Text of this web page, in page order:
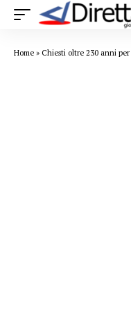
Home » Chiesti oltre 230 anni